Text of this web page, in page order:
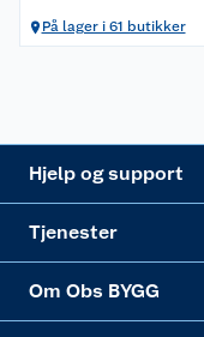
På lager i 61 butikker
Hjelp og support
Leveringstid
Tjenester
Om Obs BYGG
Bærekraft
Retur av el-avfall
Et varmere hjem
Gulv